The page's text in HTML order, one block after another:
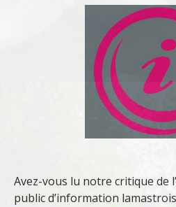
Avez-vous lu notre critique de
public d’information